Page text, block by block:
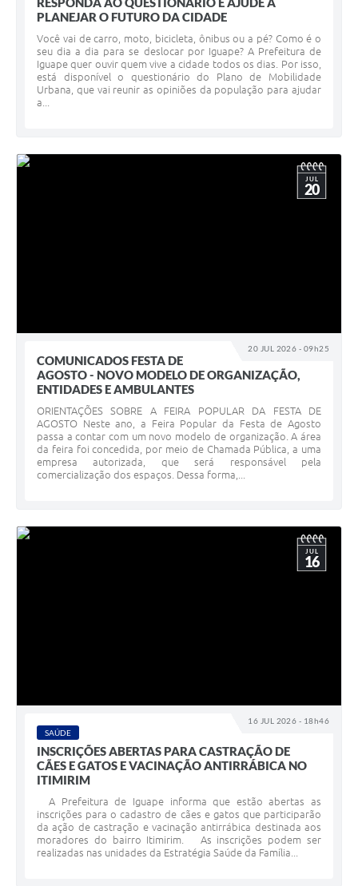
PLANEJAR O FUTURO DA CIDADE
Você vai de carro, moto, bicicleta, ônibus ou a pé? Como é o
seu dia a dia para se deslocar por Iguape? A Prefeitura de
Iguape quer ouvir quem vive a cidade todos os dias. Por isso,
está disponível o questionário do Plano de Mobilidade
Urbana, que vai reunir as opiniões da população para ajudar
a...
20 JUL 2026 - 09h25
JUL
20
COMUNICADOS FESTA DE
AGOSTO - NOVO MODELO DE ORGANIZAÇÃO,
ENTIDADES E AMBULANTES
ORIENTAÇÕES SOBRE A FEIRA POPULAR DA FESTA DE
AGOSTO Neste ano, a Feira Popular da Festa de Agosto
passa a contar com um novo modelo de organização. A área
da feira foi concedida, por meio de Chamada Pública, a uma
empresa autorizada, que será responsável pela
comercialização dos espaços. Dessa forma,...
16 JUL 2026 - 18h46
JUL
16
SAÚDE
INSCRIÇÕES ABERTAS PARA CASTRAÇÃO DE
CÃES E GATOS E VACINAÇÃO ANTIRRÁBICA NO
ITIMIRIM
A Prefeitura de Iguape informa que estão abertas as
inscrições para o cadastro de cães e gatos que participarão
da ação de castração e vacinação antirrábica destinada aos
moradores do bairro Itimirim. As inscrições podem ser
realizadas nas unidades da Estratégia Saúde da Família...